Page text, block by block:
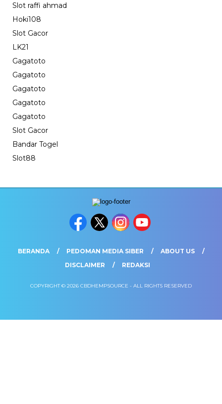
Slot raffi ahmad
Hoki108
Slot Gacor
LK21
Gagatoto
Gagatoto
Gagatoto
Gagatoto
Gagatoto
Slot Gacor
Bandar Togel
Slot88
BERANDA PEDOMAN MEDIA SIBER
ABOUT US
DISCLAIMER
REDAKSI
COPYRIGHT © 2026 CBDHEMPSOURCE - ALL RIGHTS RESERVED